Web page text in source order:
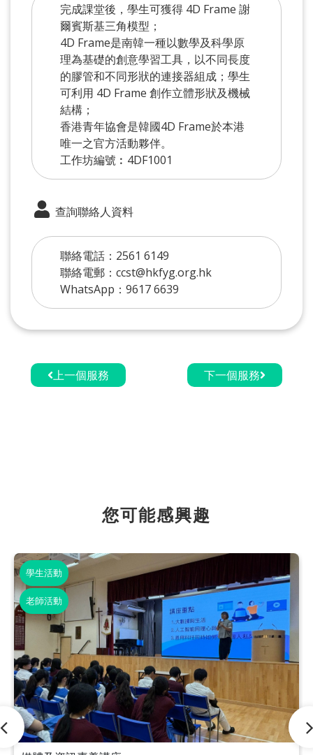
完成課堂後，學生可獲得 4D Frame 謝
爾賓斯基三角模型；
4D Frame是南韓一種以數學及科學原
理為基礎的創意學習工具，以不同長度
的膠管和不同形狀的連接器組成；學生
可利用 4D Frame 創作立體形狀及機械
結構；
香港青年協會是韓國4D Frame於本港
唯一之官方活動夥伴。
工作坊編號︰4DF1001
查詢聯絡人資料
聯絡電話：2561 6149
聯絡電郵：ccst@hkfyg.org.hk
WhatsApp：9617 6639
上一個服務 下一個服務
您可能感興趣
學生活動
老師活動